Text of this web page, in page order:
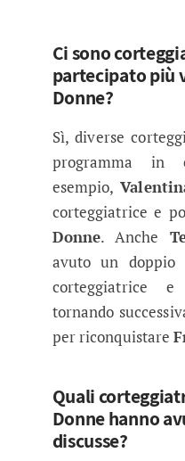
Ci sono
partecipato più
Donne?
Sì, diverse
programma in
esempio,
corteggiatrice e
Donne. Anche
avuto un doppio
corteggiatrice
tornando
per riconquistare
Quali
Donne hanno
discusse?